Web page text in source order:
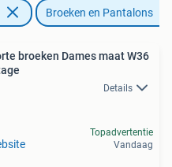
Broeken en Pantalons
broeken Dames maat W36
Details
Topadvertentie
Vandaag